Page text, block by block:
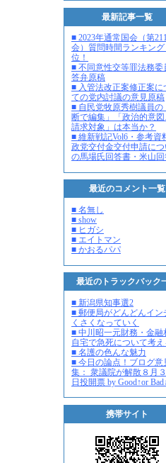
最新記事一覧
■ 2023年通常国会（第
会）質問時間ランキング
位！
■ 不同意性交等罪法務委
答弁原稿
■ 入管法改正案修正案に
ての党内討議の意見原稿
■ 自民党牧原秀樹議員の
断で編集」「政治的意
請求対象」は本当か？
■ 維新戦記Vol6・参考資
政党交付金交付申請につ
の馬場氏回答書・米山
最近のコメント一覧
■ 名無し
■ show
■ ヒガシ
■ エイトマン
■ かおるパパ
最近のトラックバック
■ 新潟県知事選2
■ 郵便局がどんどんイン
くさくなっていく
■ 中川昭一元財務・金融
自宅で急死について考え
■ 名護の色んな魅力
■ 今日の論点！ブログ意
集： 衆議院が解散８月
日投開票 by Good↑or
携帯サイト